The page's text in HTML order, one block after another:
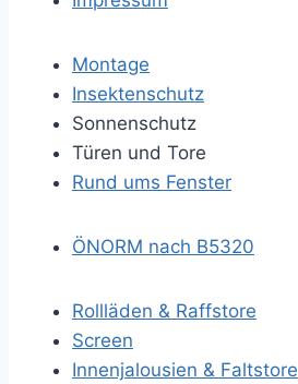
Montage
Insektenschutz
Sonnenschutz
Türen und Tore
Rund ums Fenster
ÖNORM nach B5320
Rollläden & Raffstore
Screen
Innenjalousien & Faltstore